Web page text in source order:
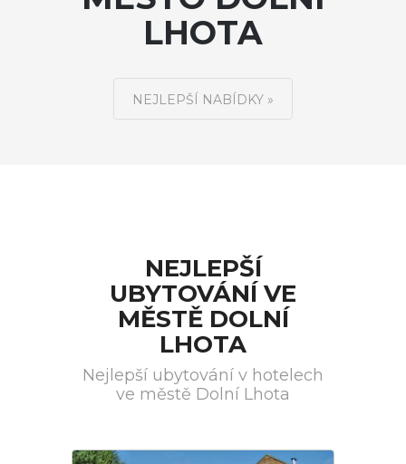
LHOTA
NEJLEPŠÍ NABÍDKY »
NEJLEPŠÍ
UBYTOVÁNÍ VE
MĚSTĚ DOLNÍ
LHOTA
Nejlepší ubytování v hotelech
ve městě Dolní Lhota